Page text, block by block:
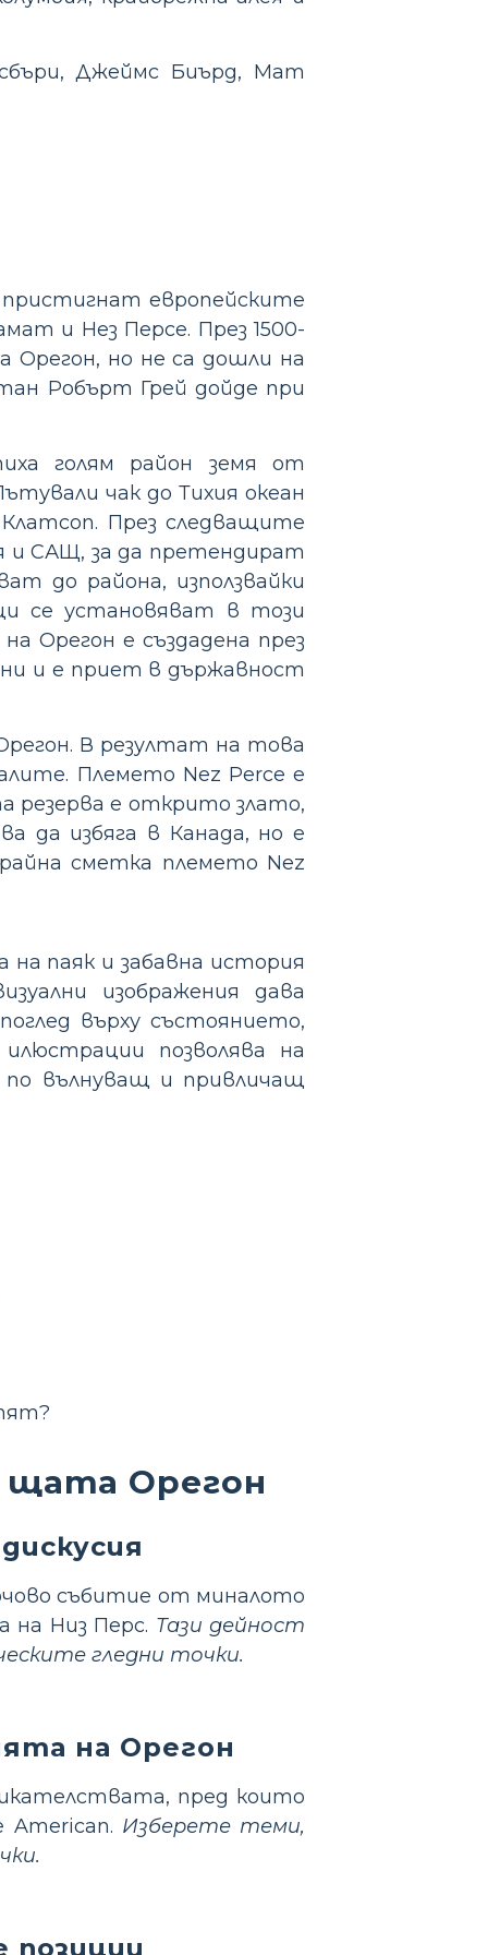
Джеймс Биърд, Мат
европейските
и Нез Персе. През 1500-
Орегон, но не са дошли на
Робърт Грей дойде при
голям район земя от
чак до Тихия океан
През следващите
и САЩ, за да претендират
до района, използвайки
се установяват в този
Орегон е създадена през
и е приет в държавност
В резултат на това
Племето Nez Perce е
резерва е открито злато,
да избяга в Канада, но е
сметка племето Nez
паяк и забавна история
изображения дава
върху състоянието,
позволява на
вълнуващ и привличащ
щата Орегон
събитие от миналото
на Низ Перс. Тази дейност
гледни точки.
на Орегон
пред които
American. Изберете теми,
позиции